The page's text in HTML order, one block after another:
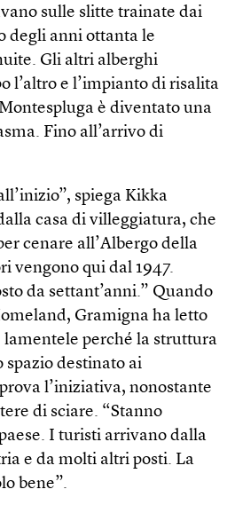
sulle slitte trainate dai
degli anni ottanta le
Gli altri alberghi
l’altro e l’impianto di risalita
è diventato una
Fino all’arrivo di
spiega Kikka
casa di villeggiatura, che
cenare all’Albergo della
vengono qui dal 1947.
da settant’anni.” Quando
Gramigna ha letto
lamentele perché la struttura
spazio destinato ai
l’iniziativa, nonostante
di sciare. “Stanno
I turisti arrivano dalla
e da molti altri posti. La
bene”.